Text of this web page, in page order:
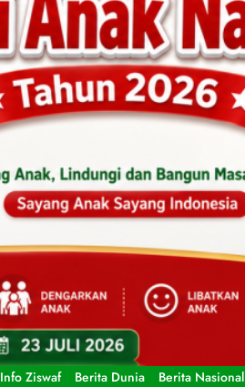
Info Ziswaf Berita Dunia Berita Nasional